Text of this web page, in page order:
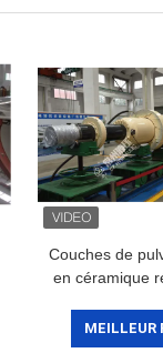
Couches de
en céramique
marine et le
MEILLEUR